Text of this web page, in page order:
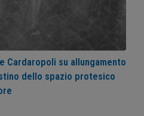
Cardaropoli su allungamento
dello spazio protesico